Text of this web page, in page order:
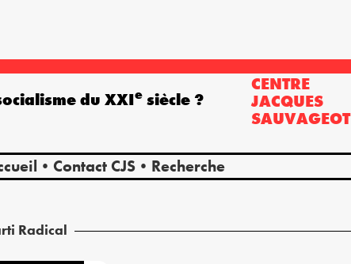
CENTRE
JACQUES
SAUVAGEOT
Contact CJS Recherche
du XXIe siècle ?
Radical